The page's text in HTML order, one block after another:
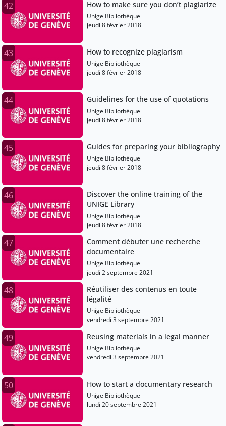
42 How to make sure you don’t plagiarize
Unige Bibliothèque
jeudi 8 février 2018
43 How to recognize plagiarism
Unige Bibliothèque
jeudi 8 février 2018
44 Guidelines for the use of quotations
Unige Bibliothèque
jeudi 8 février 2018
45 Guides for preparing your bibliography
Unige Bibliothèque
jeudi 8 février 2018
46
Discover the online training of the
UNIGE Library
Unige Bibliothèque
jeudi 8 février 2018
47
Comment débuter une recherche
documentaire
Unige Bibliothèque
jeudi 2 septembre 2021
48
Réutiliser des contenus en toute
légalité
Unige Bibliothèque
vendredi 3 septembre 2021
49 Reusing materials in a legal manner
Unige Bibliothèque
vendredi 3 septembre 2021
50 How to start a documentary research
Unige Bibliothèque
lundi 20 septembre 2021